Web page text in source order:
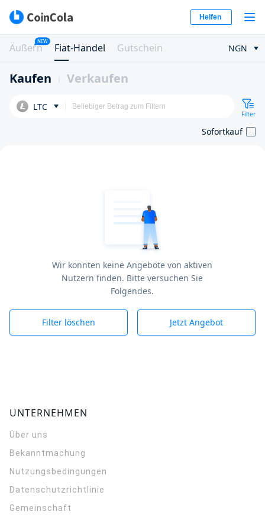
Helfen
Äußern
NEW
Fiat-Handel Gutschein NGN
Kaufen Verkaufen
LTC
Filter
Sofortkauf
Wir konnten keine Angebote von aktiven
Nutzern finden. Bitte versuchen Sie
Folgendes.
Filter löschen Jetzt Angebot
UNTERNEHMEN
Über uns
Bekanntmachung
Nutzungsbedingungen
Datenschutzrichtlinie
Gemeinschaft